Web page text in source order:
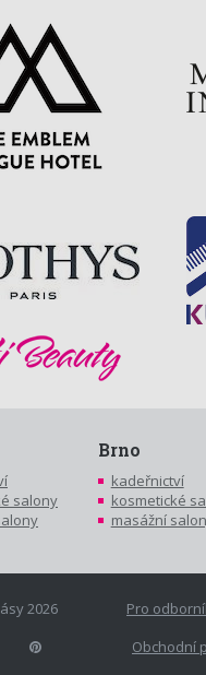
salony
Brno
kadeřnictví
kosmetické
masážní
Pro
Obchodní
2026